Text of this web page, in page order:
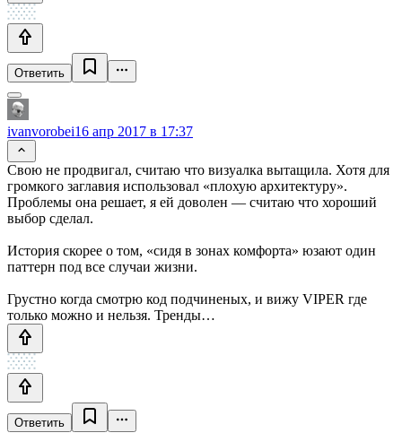
Ответить
ivanvorobei16 апр 2017 в 17:37
Свою не продвигал, считаю что визуалка вытащила. Хотя для
громкого заглавия использовал «плохую архитектуру».
Проблемы она решает, я ей доволен — считаю что хороший
выбор сделал.
История скорее о том, «сидя в зонах комфорта» юзают один
паттерн под все случаи жизни.
Грустно когда смотрю код подчиненых, и вижу VIPER где
только можно и нельзя. Тренды…
Ответить